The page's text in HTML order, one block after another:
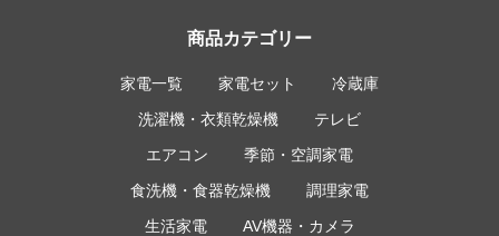
商品カテゴリー
家電一覧 家電セット
冷蔵庫
洗濯機・衣類乾燥機
テレビ
エアコン
季節・空調家電
食洗機・食器乾燥機
調理家電
生活家電
AV機器・カメラ